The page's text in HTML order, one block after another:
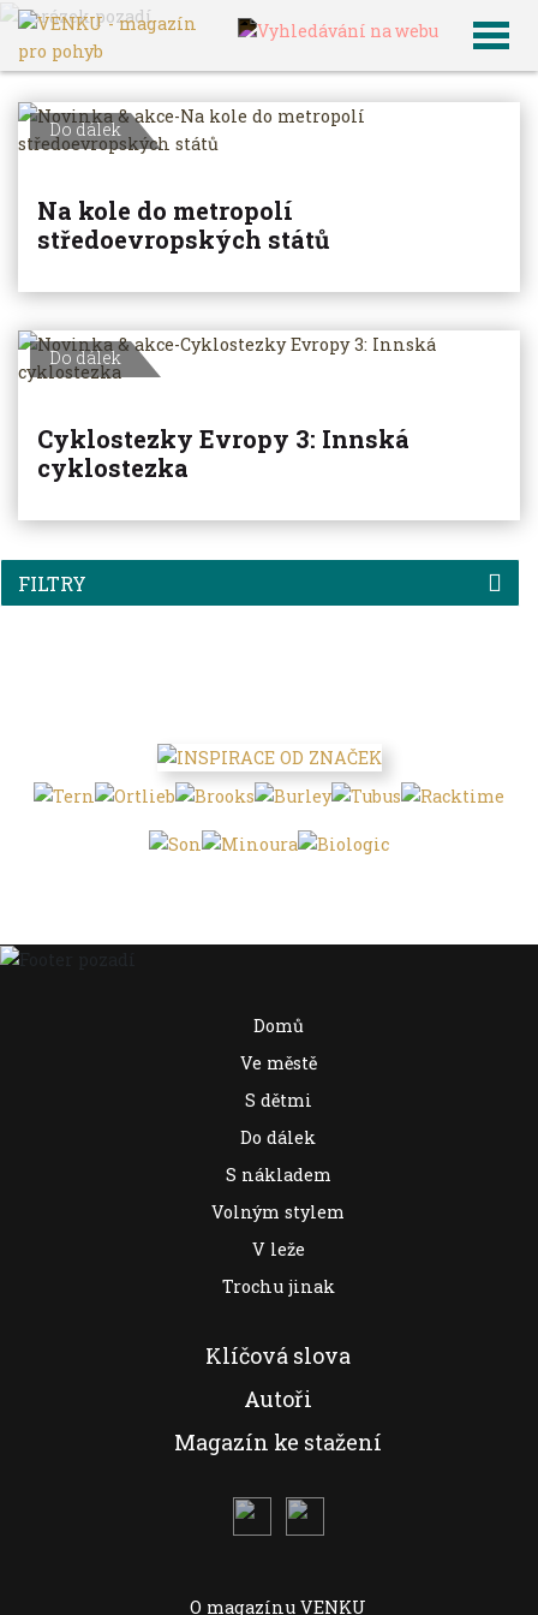
VENKU Archiv článků
FILTRY
Do dálek
Na kole do metropolí
středoevropských států
Do dálek
Cyklostezky Evropy 3: Innská
cyklostezka
Domů
Ve městě
S dětmi
Do dálek
S nákladem
Volným stylem
V leže
Trochu jinak
Klíčová slova
Autoři
Magazín ke stažení
O magazínu VENKU